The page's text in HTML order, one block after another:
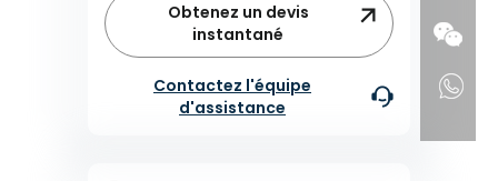
Obtenez un devis
instantané
Contactez l'équipe
d'assistance